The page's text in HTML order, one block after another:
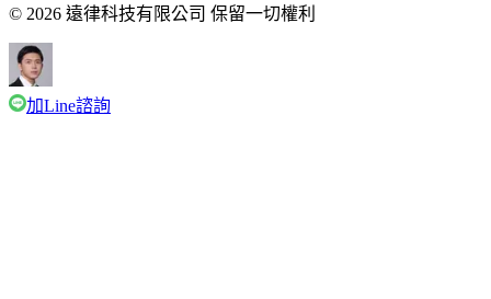
© 2026 遠律科技有限公司 保留一切權利
加Line諮詢